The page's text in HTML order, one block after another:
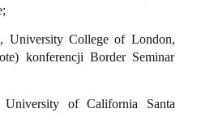
, University College of London,
konferencji Border Seminar
University of California Santa